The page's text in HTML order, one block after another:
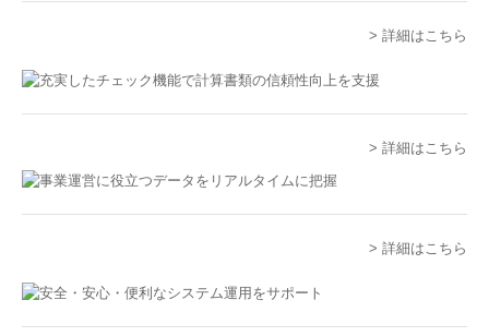
福利厚生
> 詳細はこちら
> 詳細はこちら
> 詳細はこちら